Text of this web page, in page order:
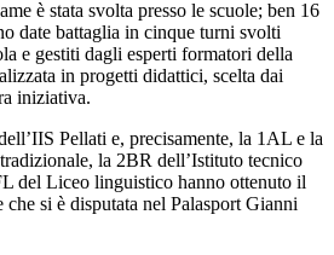
è stata svolta presso le scuole; ben 16
date battaglia in cinque turni svolti
e gestiti dagli esperti formatori della
in progetti didattici, scelta dai
iniziativa.
Pellati e, precisamente, la 1AL e la
la 2BR dell’Istituto tecnico
del Liceo linguistico hanno ottenuto il
che si è disputata nel Palasport Gianni